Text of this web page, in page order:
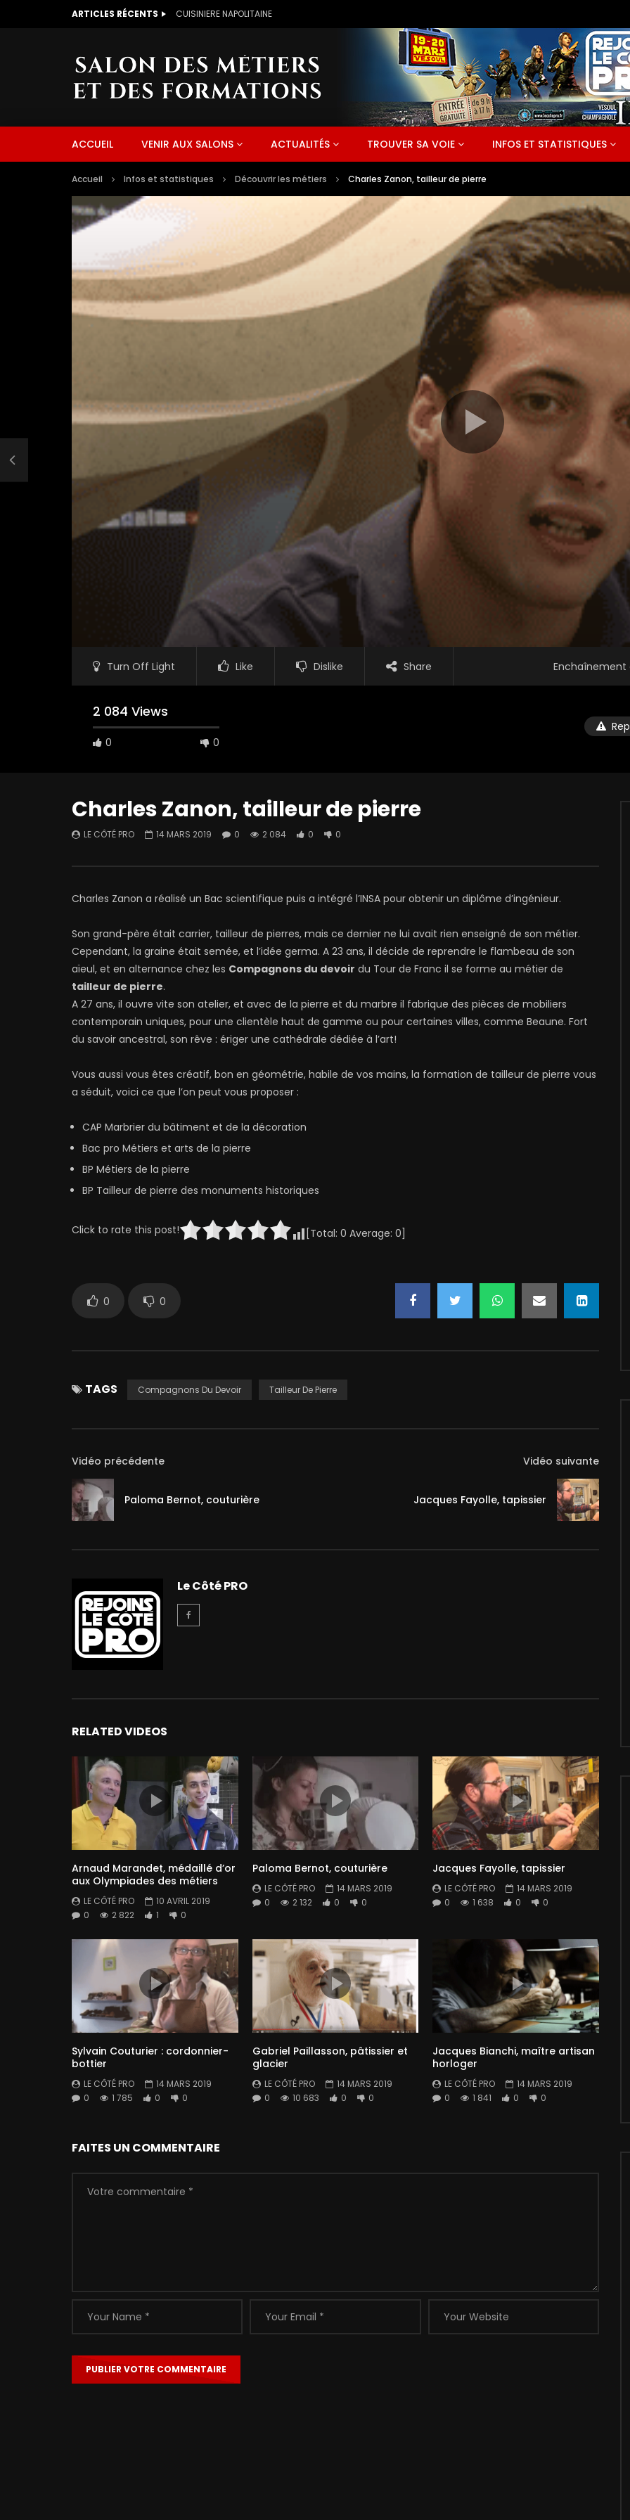
ARTICLES RÉCENTS CUISINIERE NAPOLITAINE
ACCUEIL VENIR AUX SALONS ACTUALITÉS TROUVER SA VOIE INFOS ET STATISTIQUES
Accueil Infos et statistiques Découvrir les métiers Charles Zanon, tailleur de pierre
Turn Off Light Like Dislike Share
2 084 Views
0 0
Charles Zanon, tailleur de pierre
LE CÔTÉ PRO 14 MARS 2019 0 2 084 0 0
Charles Zanon a réalisé un Bac scientifique puis a intégré l’INSA pour obtenir un diplôme d’ingénieur.
Son grand-père était carrier, tailleur de pierres, mais ce dernier ne lui avait rien enseigné de son métier.
Cependant, la graine était semée, et l’idée germa. A 23 ans, il décide de reprendre le flambeau de son
aïeul, et en alternance chez les Compagnons du devoir du Tour de Franc il se forme au métier de
tailleur de pierre.
A 27 ans, il ouvre vite son atelier, et avec de la pierre et du marbre il fabrique des pièces de mobiliers
contemporain uniques, pour une clientèle haut de gamme ou pour certaines villes, comme Beaune. Fort
du savoir ancestral, son rêve : ériger une cathédrale dédiée à l’art!
Vous aussi vous êtes créatif, bon en géométrie, habile de vos mains, la formation de tailleur de pierre vous
a séduit, voici ce que l’on peut vous proposer :
CAP Marbrier du bâtiment et de la décoration
Bac pro Métiers et arts de la pierre
BP Métiers de la pierre
BP Tailleur de pierre des monuments historiques
Click to rate this post! [Total: 0 Average: 0
0 0
TAGS Compagnons Du Devoir Tailleur De Pierre
Vidéo précédente
Paloma Bernot, couturière
Vidéo suivante
Jacques Fayolle, tapissier
Le Côté PRO
RELATED VIDEOS
Arnaud Marandet, médaillé d’or
aux Olympiades des métiers
LE CÔTÉ PRO
10 AVRIL 2019
0
2 822 1 0
Paloma Bernot, couturière
LE CÔTÉ PRO
14 MARS 2019
0
2 132 0 0
Jacques Fayolle, tapissier
LE CÔTÉ PRO
14 MARS 2019
0
1 638 0 0
Sylvain Couturier : cordonnier-
bottier
LE CÔTÉ PRO
14 MARS 2019
0
1 785 0 0
Gabriel Paillasson, pâtissier et
glacier
LE CÔTÉ PRO
14 MARS 2019
0
10 683 0 0
Jacques Bianchi, maître artisan
horloger
LE CÔTÉ PRO
14 MARS 2019
0
1 841 0 0
FAITES UN COMMENTAIRE